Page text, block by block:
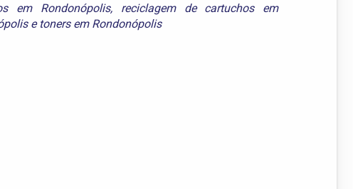
em Rondonópolis, reciclagem de cartuchos em
e toners em Rondonópolis